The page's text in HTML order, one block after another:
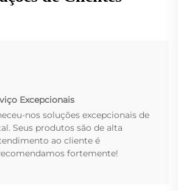
Excepcionais
nos soluções excepcionais de
Seus produtos são de alta
ao cliente é
fortemente!